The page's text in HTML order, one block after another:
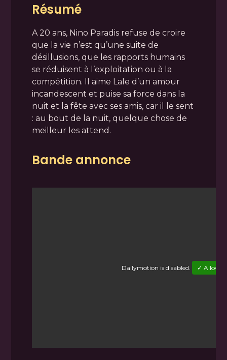
Résumé
A 20 ans, Nino Paradis refuse de croire
que la vie n’est qu’une suite de
désillusions, que les rapports humains
se réduisent à l’exploitation ou à la
compétition. Il aime Lale d’un amour
incandescent et puise sa force dans la
nuit et la fête avec ses amis, car il le sent
: au bout de la nuit, quelque chose de
meilleur les attend.
Bande annonce
Dailymotion is disabled. ✓ Allow